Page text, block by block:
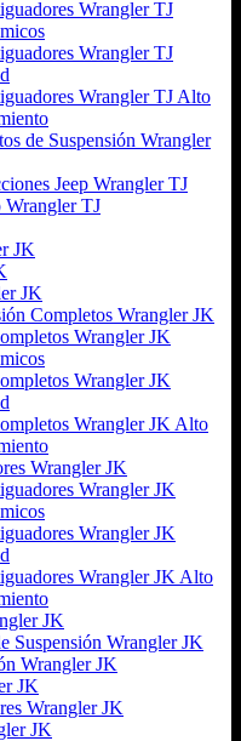
Wrangler TJ
Wrangler TJ
Wrangler TJ Alto
de Suspensión Wrangler
Jeep Wrangler TJ
Wrangler TJ
JK
JK
Completos Wrangler JK
Wrangler JK
Wrangler JK
Wrangler JK Alto
Wrangler JK
Wrangler JK
Wrangler JK
Wrangler JK Alto
JK
Suspensión Wrangler JK
Wrangler JK
JK
Wrangler JK
JK